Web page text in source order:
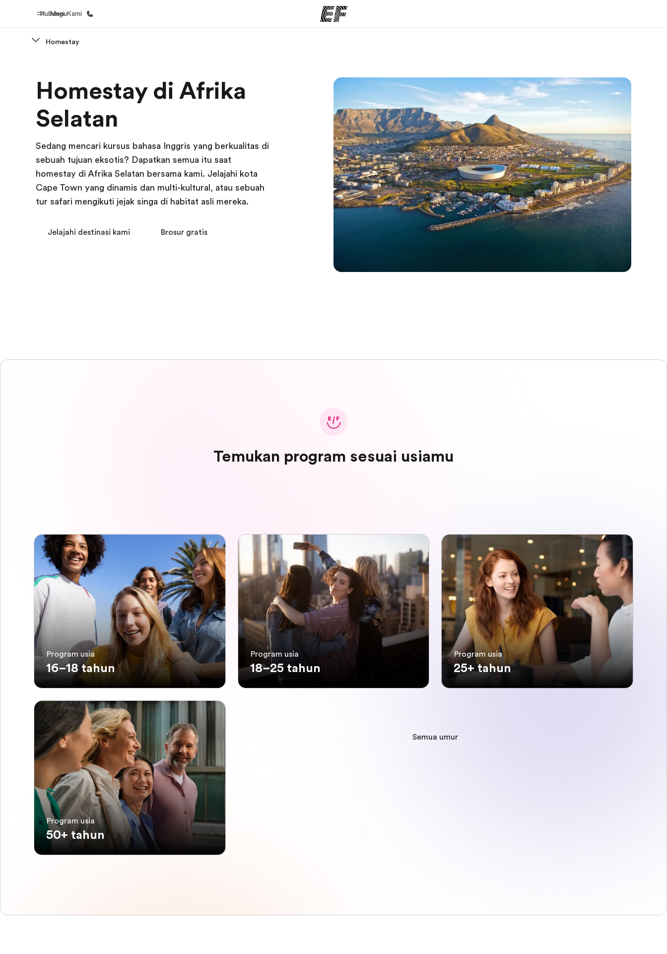
Menu
Hubungi Kami
Selamat datang di EF Lihat semua program Kantor terdekat Bergabung dengan tim kami
Homestay
Homestay di Afrika
Selatan
Sedang mencari kursus bahasa Inggris yang berkualitas di
sebuah tujuan eksotis? Dapatkan semua itu saat
homestay di Afrika Selatan bersama kami. Jelajahi kota
Cape Town yang dinamis dan multi-kultural, atau sebuah
tur safari mengikuti jejak singa di habitat asli mereka.
Jelajahi destinasi kami Brosur gratis
Temukan program sesuai usiamu
Program usia
16–18 tahun
Program usia
18–25 tahun
Program usia
25+ tahun
Program usia
50+ tahun
Semua umur